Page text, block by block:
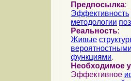
Предпосылка:
Эффективность
методологии
Реальность:
Живые
функциями.
Необходимое
Эффективное